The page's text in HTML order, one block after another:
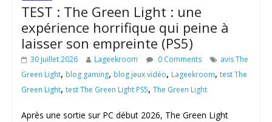
TEST : The Green Light : une
expérience horrifique qui peine à
laisser son empreinte (PS5)
30 juillet 2026 Lageekroom 0 Comments
avis The
Green Light, blog gaming, blog jeux vidéo, Lageekroom, test The
Green Light, test The Green Light PS5, The Green Light
Après une sortie sur PC début 2026, The Green Light